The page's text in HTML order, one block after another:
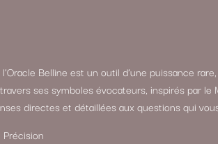
Belline est un outil d’une puissance
ses symboles évocateurs, inspirés par le
directes et détaillées aux questions qui